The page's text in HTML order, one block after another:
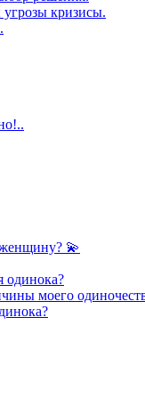
кризисы.
💫
одинока?
моего